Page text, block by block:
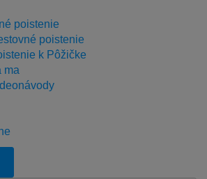
poistenie
poistenie
k Pôžičke
ma